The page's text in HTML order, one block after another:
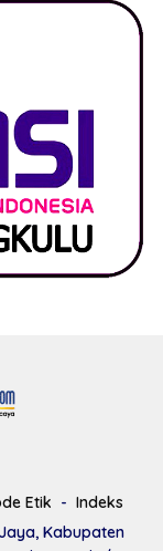
Etik
Indeks
Kabupaten